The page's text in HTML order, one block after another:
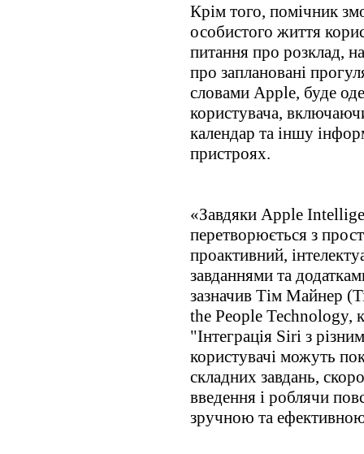
Крім того, помічник
особистого життя
питання про розклад,
про заплановані
словами Apple, буде
користувача,
календар та іншу
пристроях.
«Завдяки Apple
перетворюється з
проактивний,
завданнями та
зазначив Тім Майнер
the People Technology,
"Інтеграція Siri з
користувачі можуть
складних завдань,
введення і роблячи
зручною та